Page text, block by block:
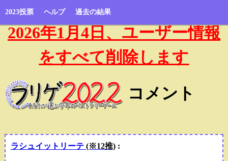
2023投票 ヘルプ 過去の結果
2026年1月4日、ユーザー情報
をすべて削除します
コメント
ラシュイットリーテ (※12推):